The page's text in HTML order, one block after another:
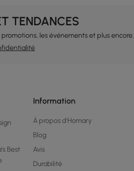
TENDANCES
les événements et plus encore.
Best
Information
À propos d'Homary
Blog
Avis
Durabilité